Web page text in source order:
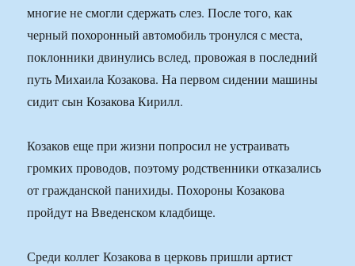
многие не смогли сдержать слез. После того, как
черный похоронный автомобиль тронулся с места,
поклонники двинулись вслед, провожая в последний
путь Михаила Козакова. На первом сидении машины
сидит сын Козакова Кирилл.
Козаков еще при жизни попросил не устраивать
громких проводов, поэтому родственники отказались
от гражданской панихиды. Похороны Козакова
пройдут на Введенском кладбище.
Среди коллег Козакова в церковь пришли артист